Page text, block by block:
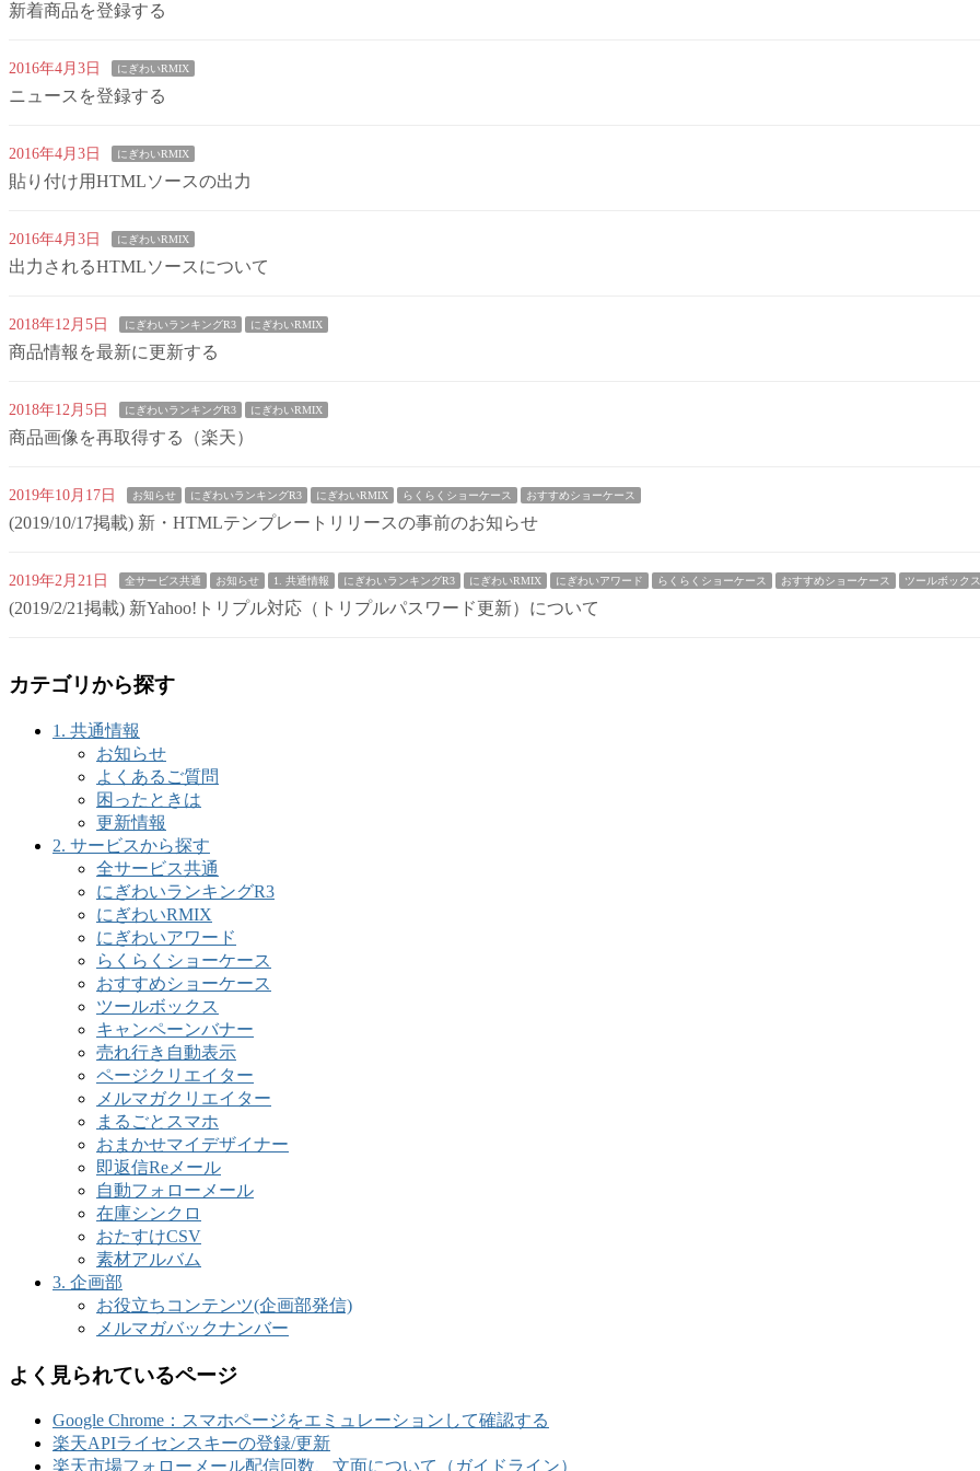
新着商品を登録する
2016年4月3日 にぎわいRMIX
ニュースを登録する
2016年4月3日 にぎわいRMIX
貼り付け用HTMLソースの出力
2016年4月3日 にぎわいRMIX
出力されるHTMLソースについて
2018年12月5日 にぎわいランキングR3 にぎわいRMIX
商品情報を最新に更新する
2018年12月5日 にぎわいランキングR3 にぎわいRMIX
商品画像を再取得する（楽天）
2019年10月17日 お知らせ にぎわいランキングR3 にぎわいRMIX らくらくショーケース おすすめショーケース
(2019/10/17掲載) 新・HTMLテンプレートリリースの事前のお知らせ
2019年2月21日 全サービス共通 お知らせ 1. 共通情報 にぎわいランキングR3 にぎわいRMIX にぎわいアワード らくらくショーケース おすすめショーケース ツールボックス
(2019/2/21掲載) 新Yahoo!トリプル対応（トリプルパスワード更新）について
カテゴリから探す
1. 共通情報
お知らせ
よくあるご質問
困ったときは
更新情報
2. サービスから探す
全サービス共通
にぎわいランキングR3
にぎわいRMIX
にぎわいアワード
らくらくショーケース
おすすめショーケース
ツールボックス
キャンペーンバナー
売れ行き自動表示
ページクリエイター
メルマガクリエイター
まるごとスマホ
おまかせマイデザイナー
即返信Reメール
自動フォローメール
在庫シンクロ
おたすけCSV
素材アルバム
3. 企画部
お役立ちコンテンツ(企画部発信)
メルマガバックナンバー
よく見られているページ
Google Chrome：スマホページをエミュレーションして確認する
楽天APIライセンスキーの登録/更新
楽天市場フォローメール配信回数、文面について（ガイドライン）